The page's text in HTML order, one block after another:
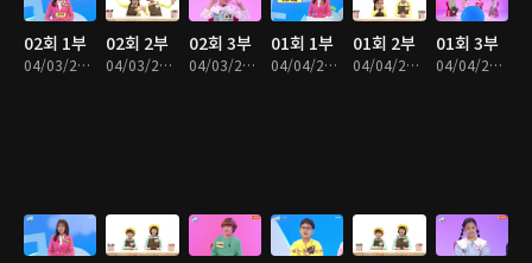
02회 1부
04/03/2023 • 9분
02회 2부
04/03/2023 • 8분
02회 3부
04/03/2023 • 8분
01회 1부
04/04/2023 • 8분
01회 2부
04/04/2023 • 8분
01회 3부
04/04/2023 • 9분